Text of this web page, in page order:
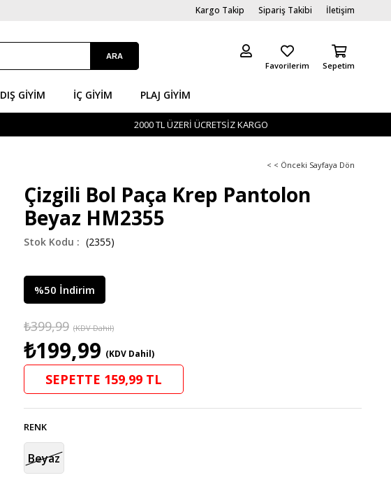
Kargo Takip Sipariş Takibi İletişim
Sepetim
Favorilerim
DIŞ GIYIM İÇ GİYIM PLAJ GIYIM
2000 TL ÜZERİ ÜCRETSİZ KARGO
< < Önceki Sayfaya Dön
Çizgili Bol Paça Krep Pantolon
Beyaz HM2355
(2355)
%50 İndirim
₺399,99 (KDV Dahil)
₺199,99 (KDV Dahil)
SEPETTE 159,99 TL
RENK
Beyaz